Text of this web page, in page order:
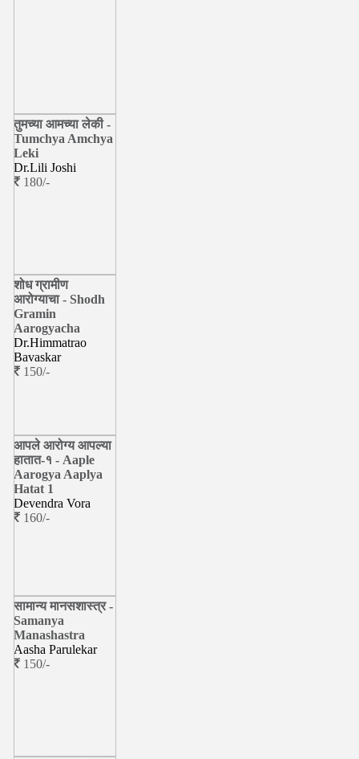
तुमच्या आमच्या लेकी -
Tumchya Amchya
Leki
Dr.Lili Joshi
180/-
शोध ग्रामीण
आरोग्याचा - Shodh
Gramin
Aarogyacha
Dr.Himmatrao
Bavaskar
150/-
आपले आरोग्य आपल्या
हातात-१ - Aaple
Aarogya Aaplya
Hatat 1
Devendra Vora
160/-
सामान्य मानसशास्त्र -
Samanya
Manashastra
Aasha Parulekar
150/-